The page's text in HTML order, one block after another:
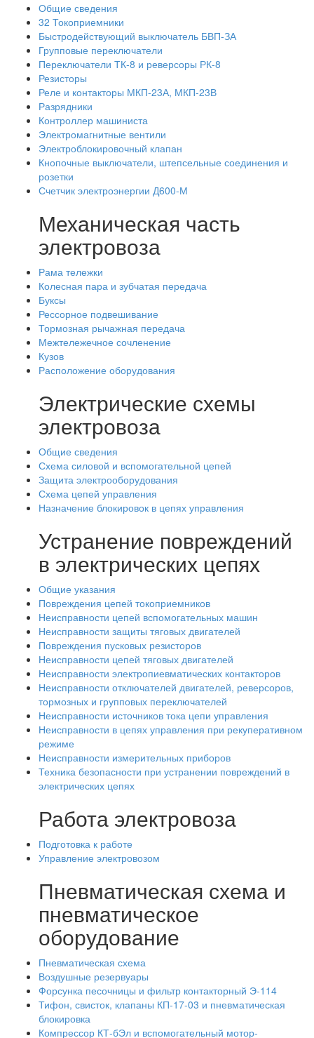
Общие сведения
32 Токоприемники
Быстродействующий выключатель БВП-ЗА
Групповые переключатели
Переключатели ТК-8 и реверсоры РК-8
Резисторы
Реле и контакторы МКП-23А, МКП-23В
Разрядники
Контроллер машиниста
Электромагнитные вентили
Электроблокировочный клапан
Кнопочные выключатели, штепсельные соединения и
розетки
Счетчик электроэнергии Д600-М
Механическая часть
электровоза
Рама тележки
Колесная пара и зубчатая передача
Буксы
Рессорное подвешивание
Тормозная рычажная передача
Межтележечное сочленение
Кузов
Расположение оборудования
Электрические схемы
электровоза
Общие сведения
Схема силовой и вспомогательной цепей
Защита электрооборудования
Схема цепей управления
Назначение блокировок в цепях управления
Устранение повреждений
в электрических цепях
Общие указания
Повреждения цепей токоприемников
Неисправности цепей вспомогательных машин
Неисправности защиты тяговых двигателей
Повреждения пусковых резисторов
Неисправности цепей тяговых двигателей
Неисправности электропиевматических контакторов
Неисправности отключателей двигателей, реверсоров,
тормозных и групповых переключателей
Неисправности источников тока цепи управления
Неисправности в цепях управления при рекуперативном
режиме
Неисправности измерительных приборов
Техника безопасности при устранении повреждений в
электрических цепях
Работа электровоза
Подготовка к работе
Управление электровозом
Пневматическая схема и
пневматическое
оборудование
Пневматическая схема
Воздушные резервуары
Форсунка песочницы и фильтр контакторный Э-114
Тифон, свисток, клапаны КП-17-03 и пневматическая
блокировка
Компрессор КТ-бЭл и вспомогательный мотор-